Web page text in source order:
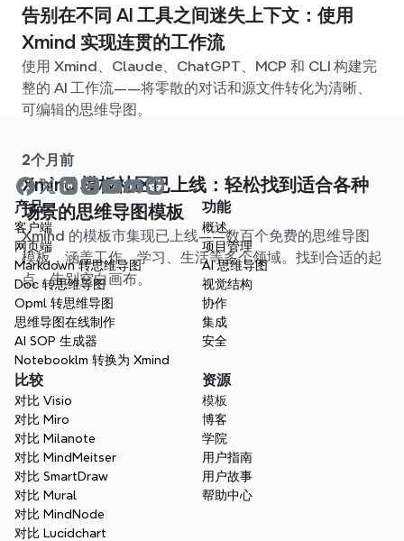
告别在不同 AI 工具之间迷失上下文：使用
Xmind 实现连贯的工作流
使用 Xmind、Claude、ChatGPT、MCP 和 CLI 构建完
整的 AI 工作流——将零散的对话和源文件转化为清晰、
可编辑的思维导图。
2个月前
Xmind 模板社区已上线：轻松找到适合各种
场景的思维导图模板
Xmind 的模板市集现已上线——数百个免费的思维导图
模板，涵盖工作、学习、生活等多个领域。找到合适的起
点，告别空白画布。
产品
客户端
网页端
Markdown 转思维导图
Doc 转思维导图
Opml 转思维导图
思维导图在线制作
AI SOP 生成器
Notebooklm 转换为 Xmind
功能
概述
项目管理
AI 思维导图
视觉结构
协作
集成
安全
比较
对比 Visio
对比 Miro
对比 Milanote
对比 MindMeitser
对比 SmartDraw
对比 Mural
对比 MindNode
对比 Lucidchart
资源
模板
博客
学院
用户指南
用户故事
帮助中心